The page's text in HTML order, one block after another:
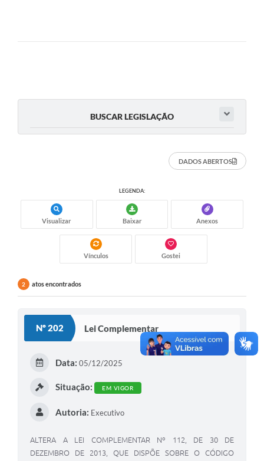
BUSCAR LEGISLAÇÃO
DADOS ABERTOS
LEGENDA:
Visualizar Baixar Anexos
Vínculos Gostei
2 atos encontrados
Nº 202 Lei Complementar
Data: 05/12/2025
Situação: EM VIGOR
Autoria: Executivo
ALTERA A LEI COMPLEMENTAR Nº 112, DE 30 DE
DEZEMBRO DE 2013, QUE DISPÕE SOBRE O CÓDIGO